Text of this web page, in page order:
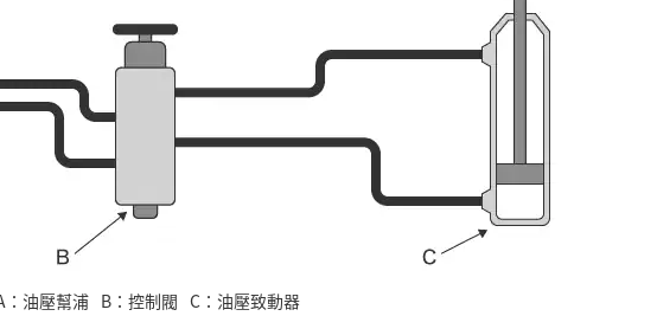
：油壓幫浦 B：控制閥 C：油壓致動器